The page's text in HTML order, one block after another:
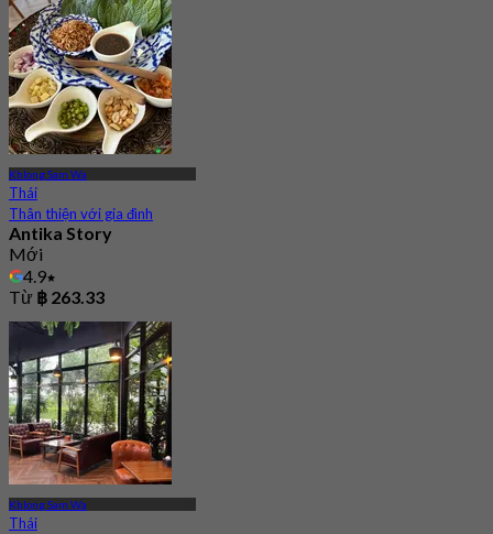
Khlong Sam Wa
Thái
Thân thiện với gia đình
Antika Story
Mới
4.9
Từ ฿ 263.33
Khlong Sam Wa
Thái